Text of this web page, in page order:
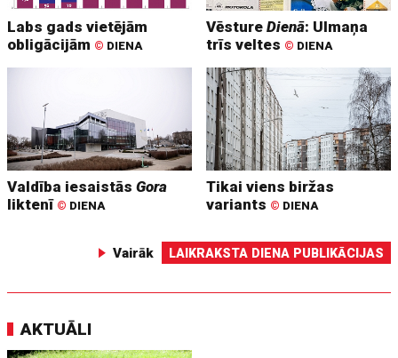
Labs gads vietējām
obligācijām © DIENA
VēstureDienā: Ulmaņa
trīs veltes © DIENA
Valdība iesaistāsGora
liktenī © DIENA
Tikai viens biržas
variants © DIENA
Vairāk LAIKRAKSTA DIENA PUBLIKĀCIJAS
AKTUĀLI